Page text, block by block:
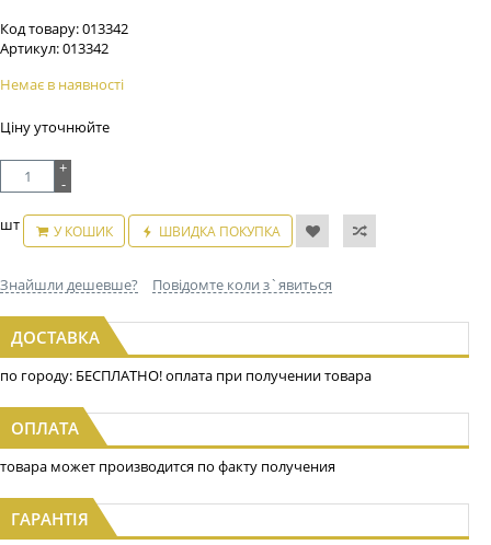
Код товару:013342
Артикул:013342
Немає в наявності
Ціну уточнюйте
+
-
шт У КОШИК ШВИДКА ПОКУПКА
Знайшли дешевше? Повідомте коли з`явиться
ДОСТАВКА
по городу: БЕСПЛАТНО! оплата при получении товара
ОПЛАТА
товара может производится по факту получения
ГАРАНТІЯ